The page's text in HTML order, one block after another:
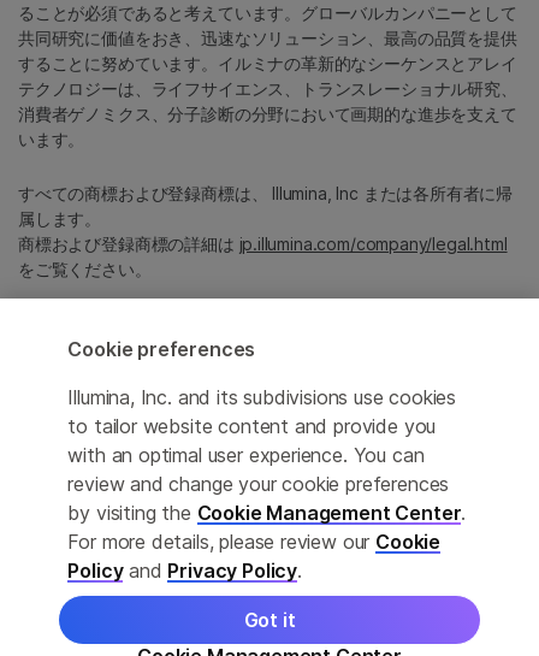
このページは機械翻訳を利用しております。なるべく正確な翻訳を
提供するために合理的な努力をしていますが、完全に正確な翻訳と
は限りませんので、あらかじめご了承ください。公式なコンテンツ
は英語版となります。
ることが必須であると考えています。グローバルカンパニーとして
共同研究に価値をおき、迅速なソリューション、最高の品質を提供
することに努めています。イルミナの革新的なシーケンスとアレイ
テクノロジーは、ライフサイエンス、トランスレーショナル研究、
消費者ゲノミクス、分子診断の分野において画期的な進歩を支えて
います。
すべての商標および登録商標は、 Illumina, Inc または各所有者に帰
属します。
商標および登録商標の詳細は jp.illumina.com/company/legal.html
をご覧ください。
Cookie Management Center
プライバシーポリシ
© 2026 Illumina, Inc. All rights reserved.
Cookie preferences
Illumina, Inc. and its subdivisions use cookies
to tailor website content and provide you
with an optimal user experience. You can
review and change your cookie preferences
by visiting the Cookie Management Center.
For more details, please review our Cookie
Policyand Privacy Policy.
Got it